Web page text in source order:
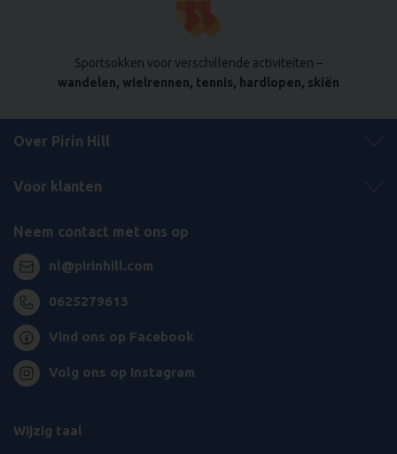
Sportsokken voor verschillende activiteiten –
wandelen, wielrennen, tennis, hardlopen, skiën
Over Pirin Hill
Voor klanten
Neem contact met ons op
nl@pirinhill.com
0625279613
Vind ons op Facebook
Volg ons op Instagram
Wijzig taal